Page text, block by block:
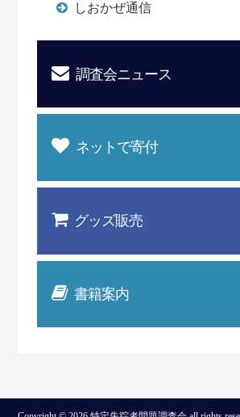
しおかぜ通信
調査会ニュース
ネットで寄付
グッズ販売
書籍案内